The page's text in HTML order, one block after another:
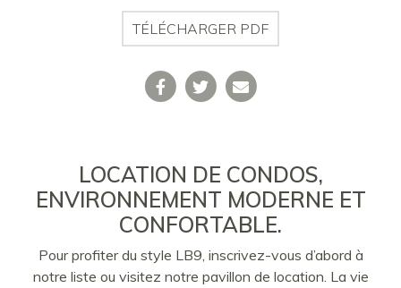
TÉLÉCHARGER PDF
LOCATION DE CONDOS,
ENVIRONNEMENT MODERNE ET
CONFORTABLE.
Pour profiter du style LB9, inscrivez-vous d’abord à
notre liste ou visitez notre pavillon de location. La vie